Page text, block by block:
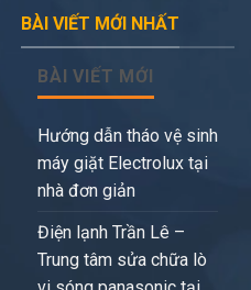
BÀI VIẾT MỚI NHẤT
BÀI VIẾT MỚI
Hướng dẫn tháo vệ sinh
máy giặt Electrolux tại
nhà đơn giản
Điện lạnh Trần Lê –
Trung tâm sửa chữa lò